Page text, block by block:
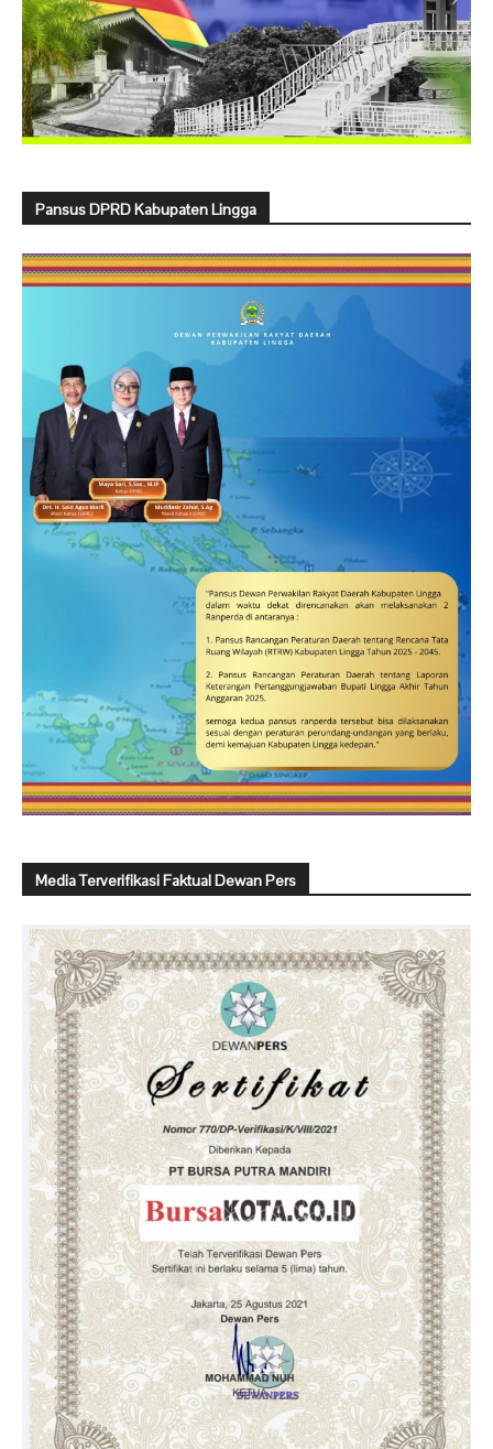
Pansus DPRD Kabupaten Lingga
Media Terverifikasi Faktual Dewan Pers